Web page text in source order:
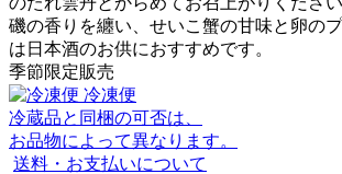
磯の香りを纏い、せいこ蟹の甘味と卵の
は日本酒のお供におすすめです。
季節限定販売
冷凍便
冷蔵品と同梱の可否は、
お品物によって異なります。
送料・お支払いについて